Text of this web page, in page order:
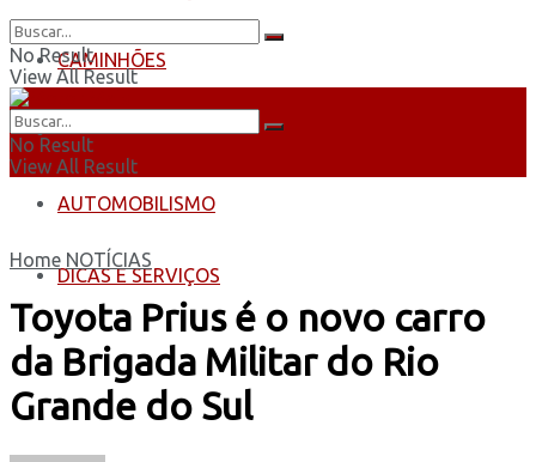
CAMINHÕES
ÔNIBUS
AUTOMOBILISMO
DICAS E SERVIÇOS
No Result
View All Result
No Result
View All Result
Home NOTÍCIAS
Toyota Prius é o novo carro
da Brigada Militar do Rio
Grande do Sul